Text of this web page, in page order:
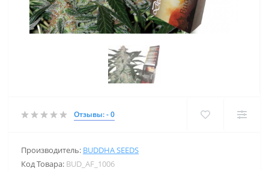
Отзывы: - 0
Производитель: BUDDHA SEEDS
Код Товара: BUD_AF_1006